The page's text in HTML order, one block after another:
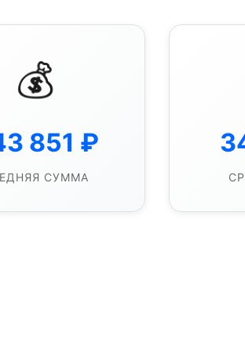
💰
851 ₽
СУММА